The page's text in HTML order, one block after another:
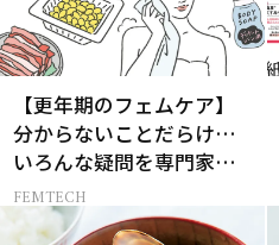
【更年期のフェムケア】
分からないことだらけ…
いろんな疑問を専門家に
聞いてみた
FEMTECH